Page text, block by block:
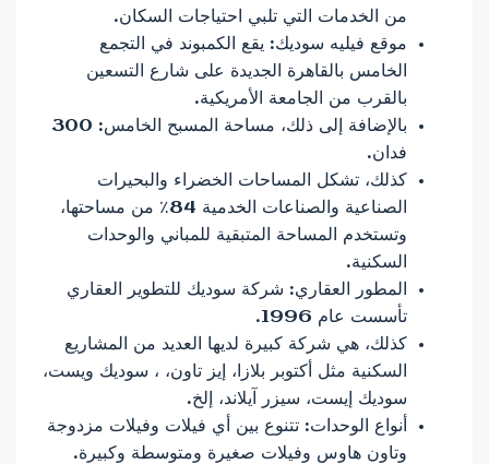
من الخدمات التي تلبي احتياجات السكان.
موقع فيليه سوديك: يقع الكمبوند في التجمع
الخامس بالقاهرة الجديدة على شارع التسعين
بالقرب من الجامعة الأمريكية.
بالإضافة إلى ذلك، مساحة المسبح الخامس: 300
فدان.
كذلك، تشكل المساحات الخضراء والبحيرات
الصناعية والصناعات الخدمية 84٪ من مساحتها،
وتستخدم المساحة المتبقية للمباني والوحدات
السكنية.
المطور العقاري: شركة سوديك للتطوير العقاري
تأسست عام 1996.
كذلك، هي شركة كبيرة لديها العديد من المشاريع
السكنية مثل أكتوبر بلازا، إيز تاون، ، سوديك ويست،
سوديك إيست، سيزر آيلاند، إلخ.
أنواع الوحدات: تتنوع بين أي فيلات وفيلات مزدوجة
وتاون هاوس وفيلات صغيرة ومتوسطة وكبيرة.